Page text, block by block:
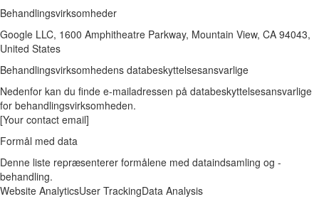
Behandlingsvirksomheder
Google LLC, 1600 Amphitheatre Parkway, Mountain View, CA 94043,
United States
Behandlingsvirksomhedens databeskyttelsesansvarlige
Nedenfor kan du finde e-mailadressen på databeskyttelsesansvarlige
for behandlingsvirksomheden.
[Your contact email]
Formål med data
Denne liste repræsenterer formålene med dataindsamling og -
behandling.
Website AnalyticsUser TrackingData Analysis